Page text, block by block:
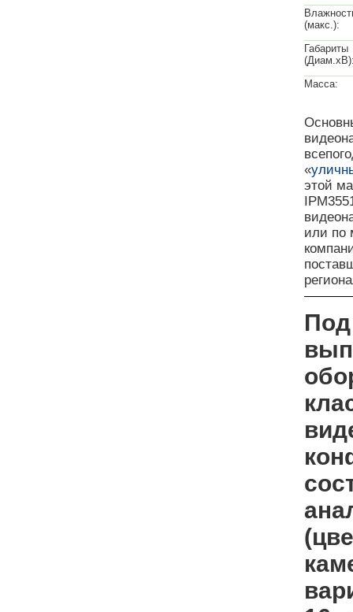
(макс.):
Габариты
Масса:
«
этой
или по
Под